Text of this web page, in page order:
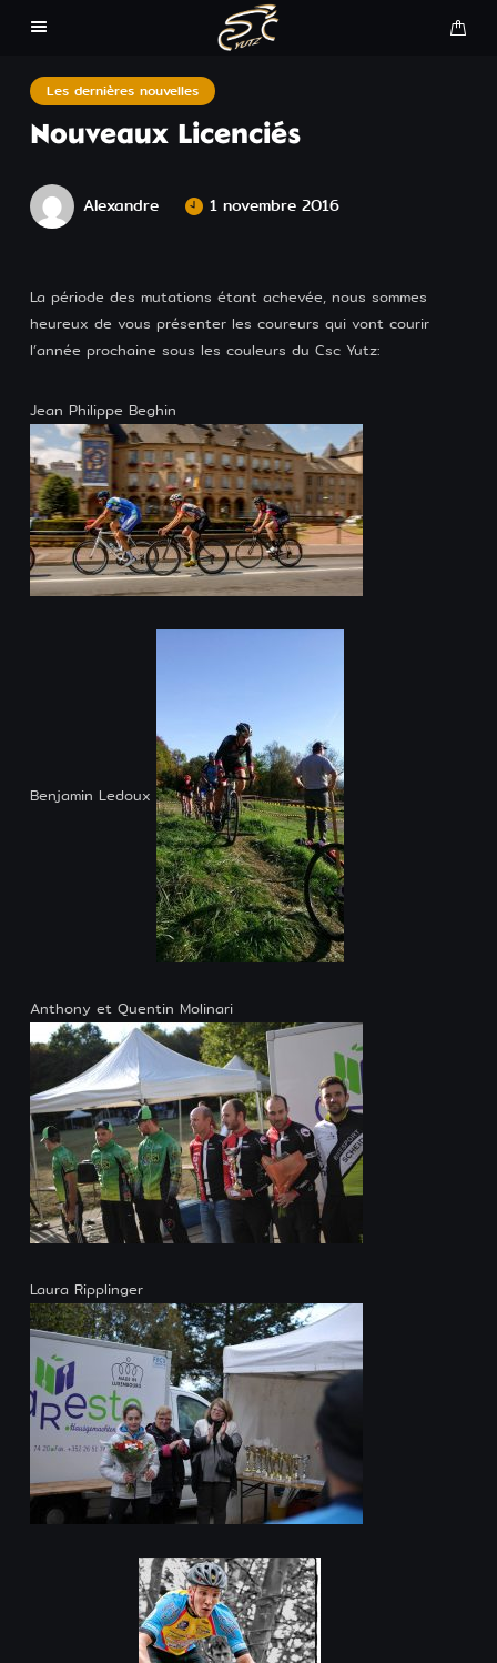
Les dernières nouvelles
Nouveaux Licenciés
Alexandre 1 novembre 2016
La période des mutations étant achevée, nous sommes
heureux de vous présenter les coureurs qui vont courir
l’année prochaine sous les couleurs du Csc Yutz:
Jean Philippe Beghin
Benjamin Ledoux
Anthony et Quentin Molinari
Laura Ripplinger
La Yeti 2026
La Mini Yeti 2026
La Judicium Gravel 2026
Equipements Adulte CSC
Equipements Enfant CSC
Engagements course
Partenaires
Contact
Design par foreverpinetree